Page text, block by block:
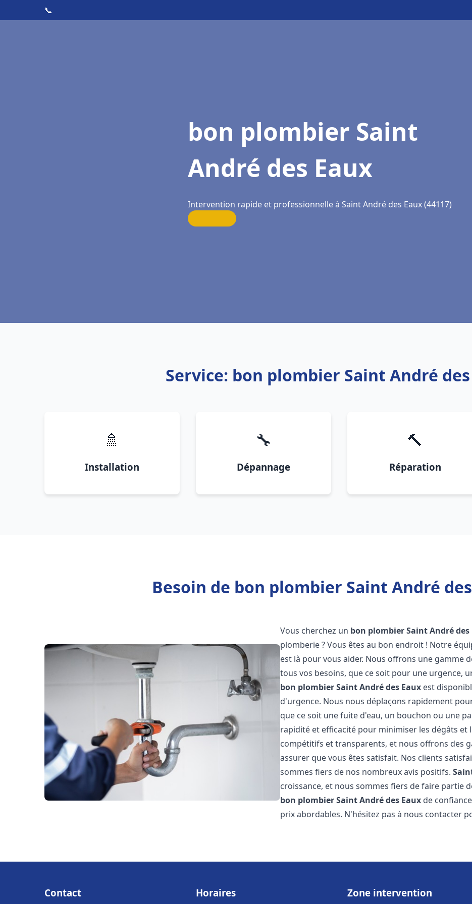
📞
bon plombier Saint
André des Eaux
Intervention rapide et professionnelle à Saint André des Eaux (44117)
Service: bon plombier Saint André
🚿
Installation
🔧
Dépannage
🔨
Réparation
Besoin de bon plombier Saint André
Vous cherchez un bon plombierSaint André des
plomberie ? Vous êtes au bon endroit ! Notre
est là pour vous aider. Nous offrons une gamme
tous vos besoins, que ce soit pour une urgence,
bon plombierSaint André des Eaux est
d'urgence. Nous nous déplaçons rapidement
que ce soit une fuite d'eau, un bouchon ou une
rapidité et efficacité pour minimiser les dégâts
compétitifs et transparents, et nous offrons des
assurer que vous êtes satisfait. Nos clients
sommes fiers de nos nombreux avis positifs.
croissance, et nous sommes fiers de faire partie
bon plombierSaint André des Eaux de
prix abordables. N'hésitez pas à nous contacter
Contact Horaires Zone intervention